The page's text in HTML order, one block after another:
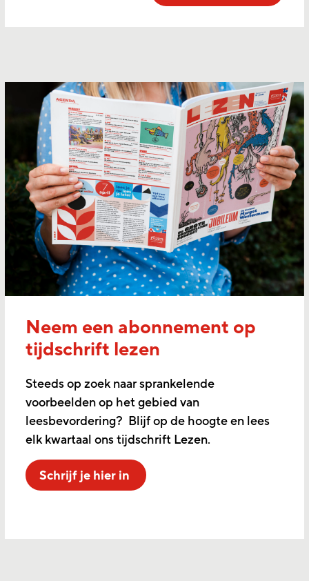
Neem een abonnement op
tijdschrift lezen
Steeds op zoek naar sprankelende
voorbeelden op het gebied van
leesbevordering? Blijf op de hoogte en lees
elk kwartaal ons tijdschrift Lezen.
Schrijf je hier in